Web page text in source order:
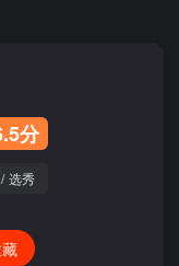
分
/ 选秀